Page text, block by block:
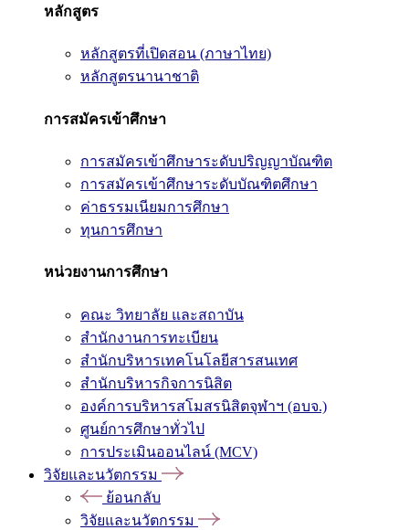
หลักสูตร
หลักสูตรที่เปิดสอน (ภาษาไทย)
หลักสูตรนานาชาติ
การสมัครเข้าศึกษา
การสมัครเข้าศึกษาระดับปริญญาบัณฑิต
การสมัครเข้าศึกษาระดับบัณฑิตศึกษา
ค่าธรรมเนียมการศึกษา
ทุนการศึกษา
หน่วยงานการศึกษา
คณะ วิทยาลัย และสถาบัน
สำนักงานการทะเบียน
สำนักบริหารเทคโนโลยีสารสนเทศ
สำนักบริหารกิจการนิสิต
องค์การบริหารสโมสรนิสิตจุฬาฯ (อบจ.)
ศูนย์การศึกษาทั่วไป
การประเมินออนไลน์ (MCV)
วิจัยและนวัตกรรม
ย้อนกลับ
วิจัยและนวัตกรรม